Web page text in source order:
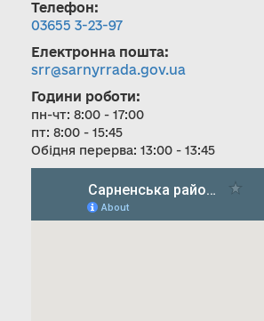
Телефон:
03655 3-23-97
Електронна пошта:
srr@sarnyrrada.gov.ua
Години роботи:
пн-чт: 8:00 - 17:00
пт: 8:00 - 15:45
Обідня перерва: 13:00 - 13:45